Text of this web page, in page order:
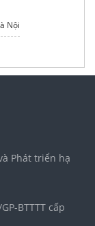
Nội
Park
Phát triển hạ
BTTTT cấp